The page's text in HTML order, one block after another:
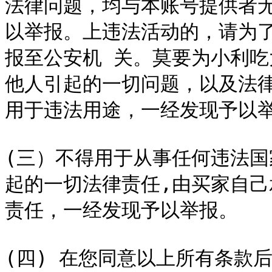
法律问题，均与本账号提供者
以举报。上违法活动的，请为
报至公安机 关。莫要为小利
他人引起的一切问题，以及法
用于违法用途，一经发现予以
(三）不得用于从事任何违法
起的一切法律责任,由买家自
责任，一经发现予以举报。
(四) 在您同意以上所有条款